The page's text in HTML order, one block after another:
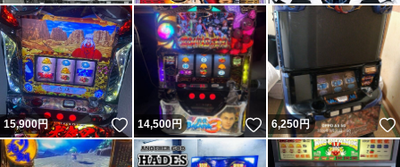
15,900円 いいね！
14,500円 いいね！
6,250円